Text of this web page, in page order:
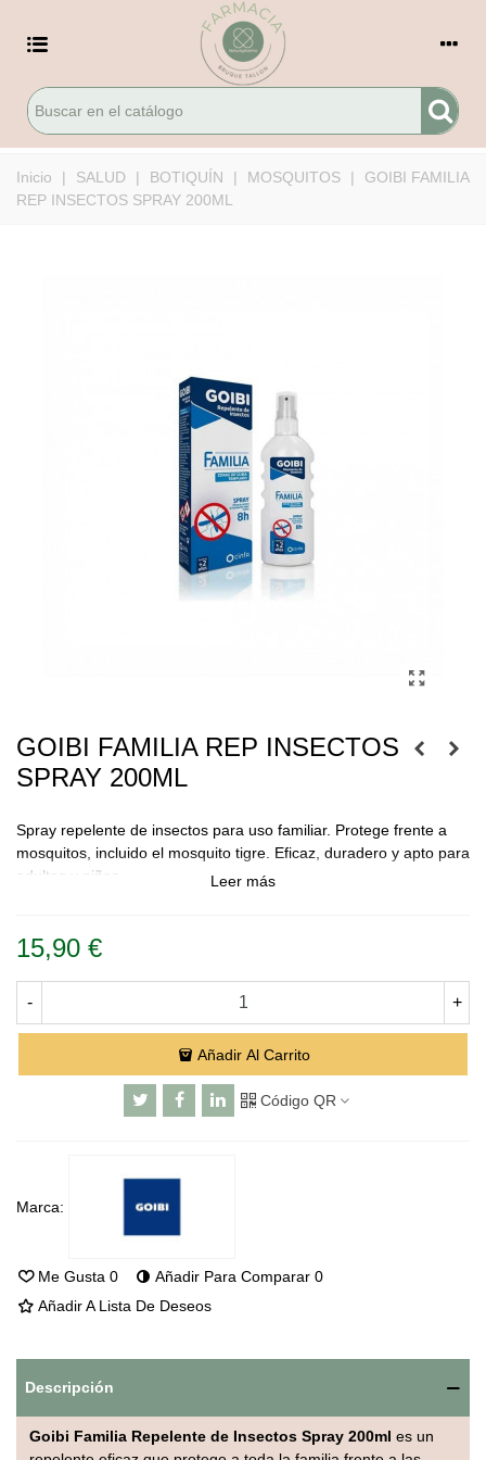
Inicio | SALUD | BOTIQUÍN | MOSQUITOS |
GOIBI FAMILIA
REP INSECTOS SPRAY 200ML
GOIBI FAMILIA REP INSECTOS
SPRAY 200ML
Spray repelente de insectos para uso familiar. Protege frente a
mosquitos, incluido el mosquito tigre. Eficaz, duradero y apto para
adultos y niños.
Leer más
15,90 €
- +
Añadir Al Carrito
Código QR
Marca:
Me Gusta 0 Añadir Para Comparar 0
Añadir A Lista De Deseos
Descripción
Goibi Familia Repelente de Insectos Spray 200ml es un